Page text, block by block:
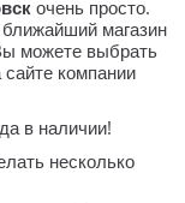
очень просто.
магазин
можете выбрать
сайте компании
в наличии!
несколько